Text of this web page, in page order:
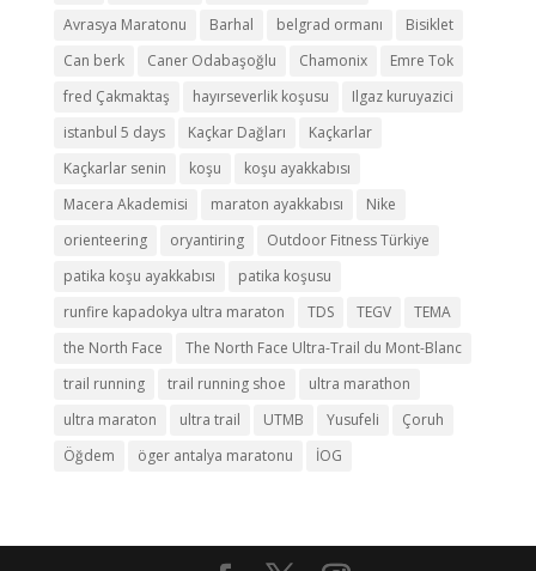
Avrasya Maratonu
Barhal belgrad ormanı
Bisiklet
Can berk
Caner Odabaşoğlu Chamonix
Emre Tok
fred Çakmaktaş
hayırseverlik koşusu
Ilgaz kuruyazici
istanbul 5 days
Kaçkar Dağları
Kaçkarlar
Kaçkarlar senin
koşu
koşu ayakkabısı
Macera Akademisi
maraton ayakkabısı
Nike
orienteering
oryantiring
Outdoor Fitness Türkiye
patika koşu ayakkabısı
patika koşusu
runfire kapadokya ultra maraton
TDS TEGV
TEMA
the North Face
The North Face Ultra-Trail du Mont-Blanc
trail running
trail running shoe
ultra marathon
ultra maraton
ultra trail UTMB Yusufeli
Çoruh
Öğdem
öger antalya maratonu İOG